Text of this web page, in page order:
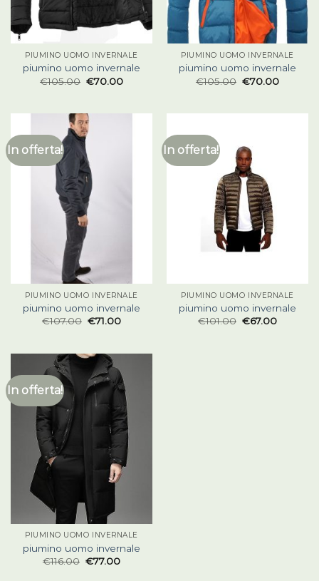
PIUMINO UOMO INVERNALE
piumino uomo invernale
€105.00 €70.00
PIUMINO UOMO INVERNALE
piumino uomo invernale
€105.00 €70.00
In offerta!
PIUMINO UOMO INVERNALE
piumino uomo invernale
€107.00 €71.00
In offerta!
PIUMINO UOMO INVERNALE
piumino uomo invernale
€101.00 €67.00
In offerta!
PIUMINO UOMO INVERNALE
piumino uomo invernale
€116.00 €77.00